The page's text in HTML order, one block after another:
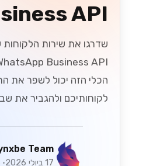
Team
8 ביולי 2026 • 5 דק׳ קריאה
קרא עוד
וואטסאפ